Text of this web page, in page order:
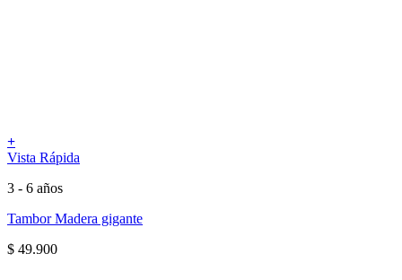
+
Vista Rápida
3 - 6 años
Tambor Madera gigante
$ 49.900